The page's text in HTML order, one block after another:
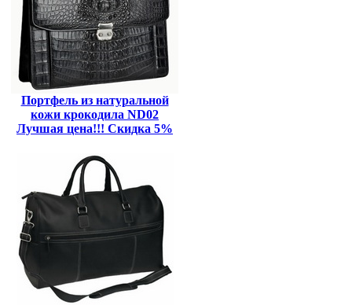
Портфель из натуральной
кожи крокодила ND02
Лучшая цена!!! Скидка 5%